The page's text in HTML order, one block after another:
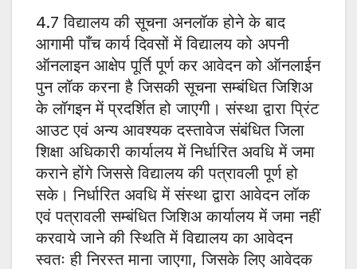
4.7 विद्यालय की सूचना अनलॉक होने के बाद
आगामी पाँच कार्य दिवसों में विद्यालय को अपनी
ऑनलाइन आक्षेप पूर्ति पूर्ण कर आवेदन को ऑनलाईन
पुन लॉक करना है जिसकी सूचना सम्बंधित जिशिअ
के लॉगइन में प्रदर्शित हो जाएगी। संस्था द्वारा प्रिंट
आउट एवं अन्य आवश्यक दस्तावेज संबंधित जिला
शिक्षा अधिकारी कार्यालय में निर्धारित अवधि में जमा
कराने होंगे जिससे विद्यालय की पत्रावली पूर्ण हो
सके। निर्धारित अवधि में संस्था द्वारा आवेदन लॉक
एवं पत्रावली सम्बंधित जिशिअ कार्यालय में जमा नहीं
करवाये जाने की स्थिति में विद्यालय का आवेदन
स्वतः ही निरस्त माना जाएगा, जिसके लिए आवेदक